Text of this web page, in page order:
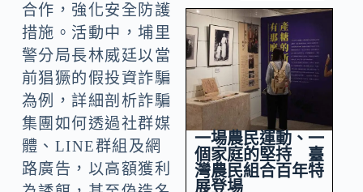
合作，強化安全防護
措施。活動中，埔里
警分局長林威廷以當
前猖獗的假投資詐騙
為例，詳細剖析詐騙
集團如何透過社群媒
體、LINE群組及網
路廣告，以高額獲利
一場農民運動、一
個家庭的堅持 臺
灣農民組合百年特
展登場